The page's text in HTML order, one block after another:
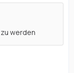
zu werden